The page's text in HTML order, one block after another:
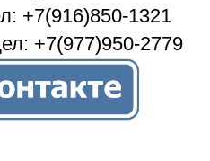
+7(916)850-1321
+7(977)950-2779